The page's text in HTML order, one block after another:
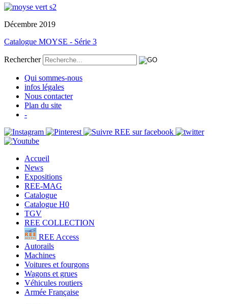
Décembre 2019
Catalogue MOYSE - Série 3
Rechercher
Qui sommes-nous
infos légales
Nous contacter
Plan du site
-
Accueil
News
Expositions
REE-MAG
Catalogue
Catalogue H0
TGV
REE COLLECTION
REE Access
Autorails
Machines
Voitures et fourgons
Wagons et grues
Véhicules routiers
Armée Française